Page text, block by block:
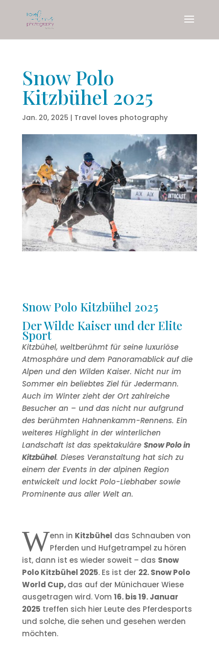
Snow Polo
Kitzbühel 2025
Jan. 20, 2025 | Travel loves photography
Snow Polo Kitzbühel 2025
Der Wilde Kaiser und der Elite
Sport
Kitzbühel, weltberühmt für seine luxuriöse
Atmosphäre und dem Panoramablick auf die
Alpen und den Wilden Kaiser. Nicht nur im
Sommer ein beliebtes Ziel für Jedermann.
Auch im Winter zieht der Ort zahlreiche
Besucher an – und das nicht nur aufgrund
des berühmten Hahnenkamm-Rennens. Ein
weiteres Highlight in der winterlichen
Landschaft ist das spektakuläre Snow Polo in
Kitzbühel. Dieses Veranstaltung hat sich zu
einem der Events in der alpinen Region
entwickelt und lockt Polo-Liebhaber sowie
Prominente aus aller Welt an.
Wenn in Kitzbühel das Schnauben von
Pferden und Hufgetrampel zu hören
ist, dann ist es wieder soweit – das Snow
Polo Kitzbühel 2025. Es ist der 22. Snow Polo
World Cup,das auf der Münichauer Wiese
ausgetragen wird. Vom 16. bis 19. Januar
2025 treffen sich hier Leute des Pferdesports
und solche, die sehen und gesehen werden
möchten.